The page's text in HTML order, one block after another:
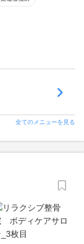
全てのメニューを見る